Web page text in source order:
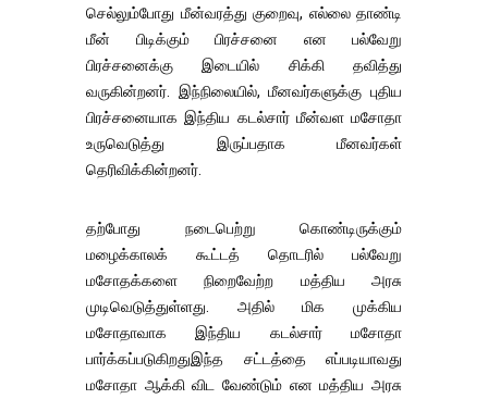
செல்லும்போது மீன்வரத்து குறைவு, எல்லை தாண்டி
மீன் பிடிக்கும் பிரச்சனை என பல்வேறு
பிரச்சனைக்கு இடையில் சிக்கி தவித்து
வருகின்றனர். இந்நிலையில், மீனவர்களுக்கு புதிய
பிரச்சனையாக இந்திய கடல்சார் மீன்வள மசோதா
உருவெடுத்து இருப்பதாக மீனவர்கள்
தெரிவிக்கின்றனர்.
தற்போது நடைபெற்று கொண்டிருக்கும்
மழைக்காலக் கூட்டத் தொடரில் பல்வேறு
மசோதக்களை நிறைவேற்ற மத்திய அரசு
முடிவெடுத்துள்ளது. அதில் மிக முக்கிய
மசோதாவாக இந்திய கடல்சார் மசோதா
பார்க்கப்படுகிறதுஇந்த சட்டத்தை எப்படியாவது
மசோதா ஆக்கி விட வேண்டும் என மத்திய அரசு